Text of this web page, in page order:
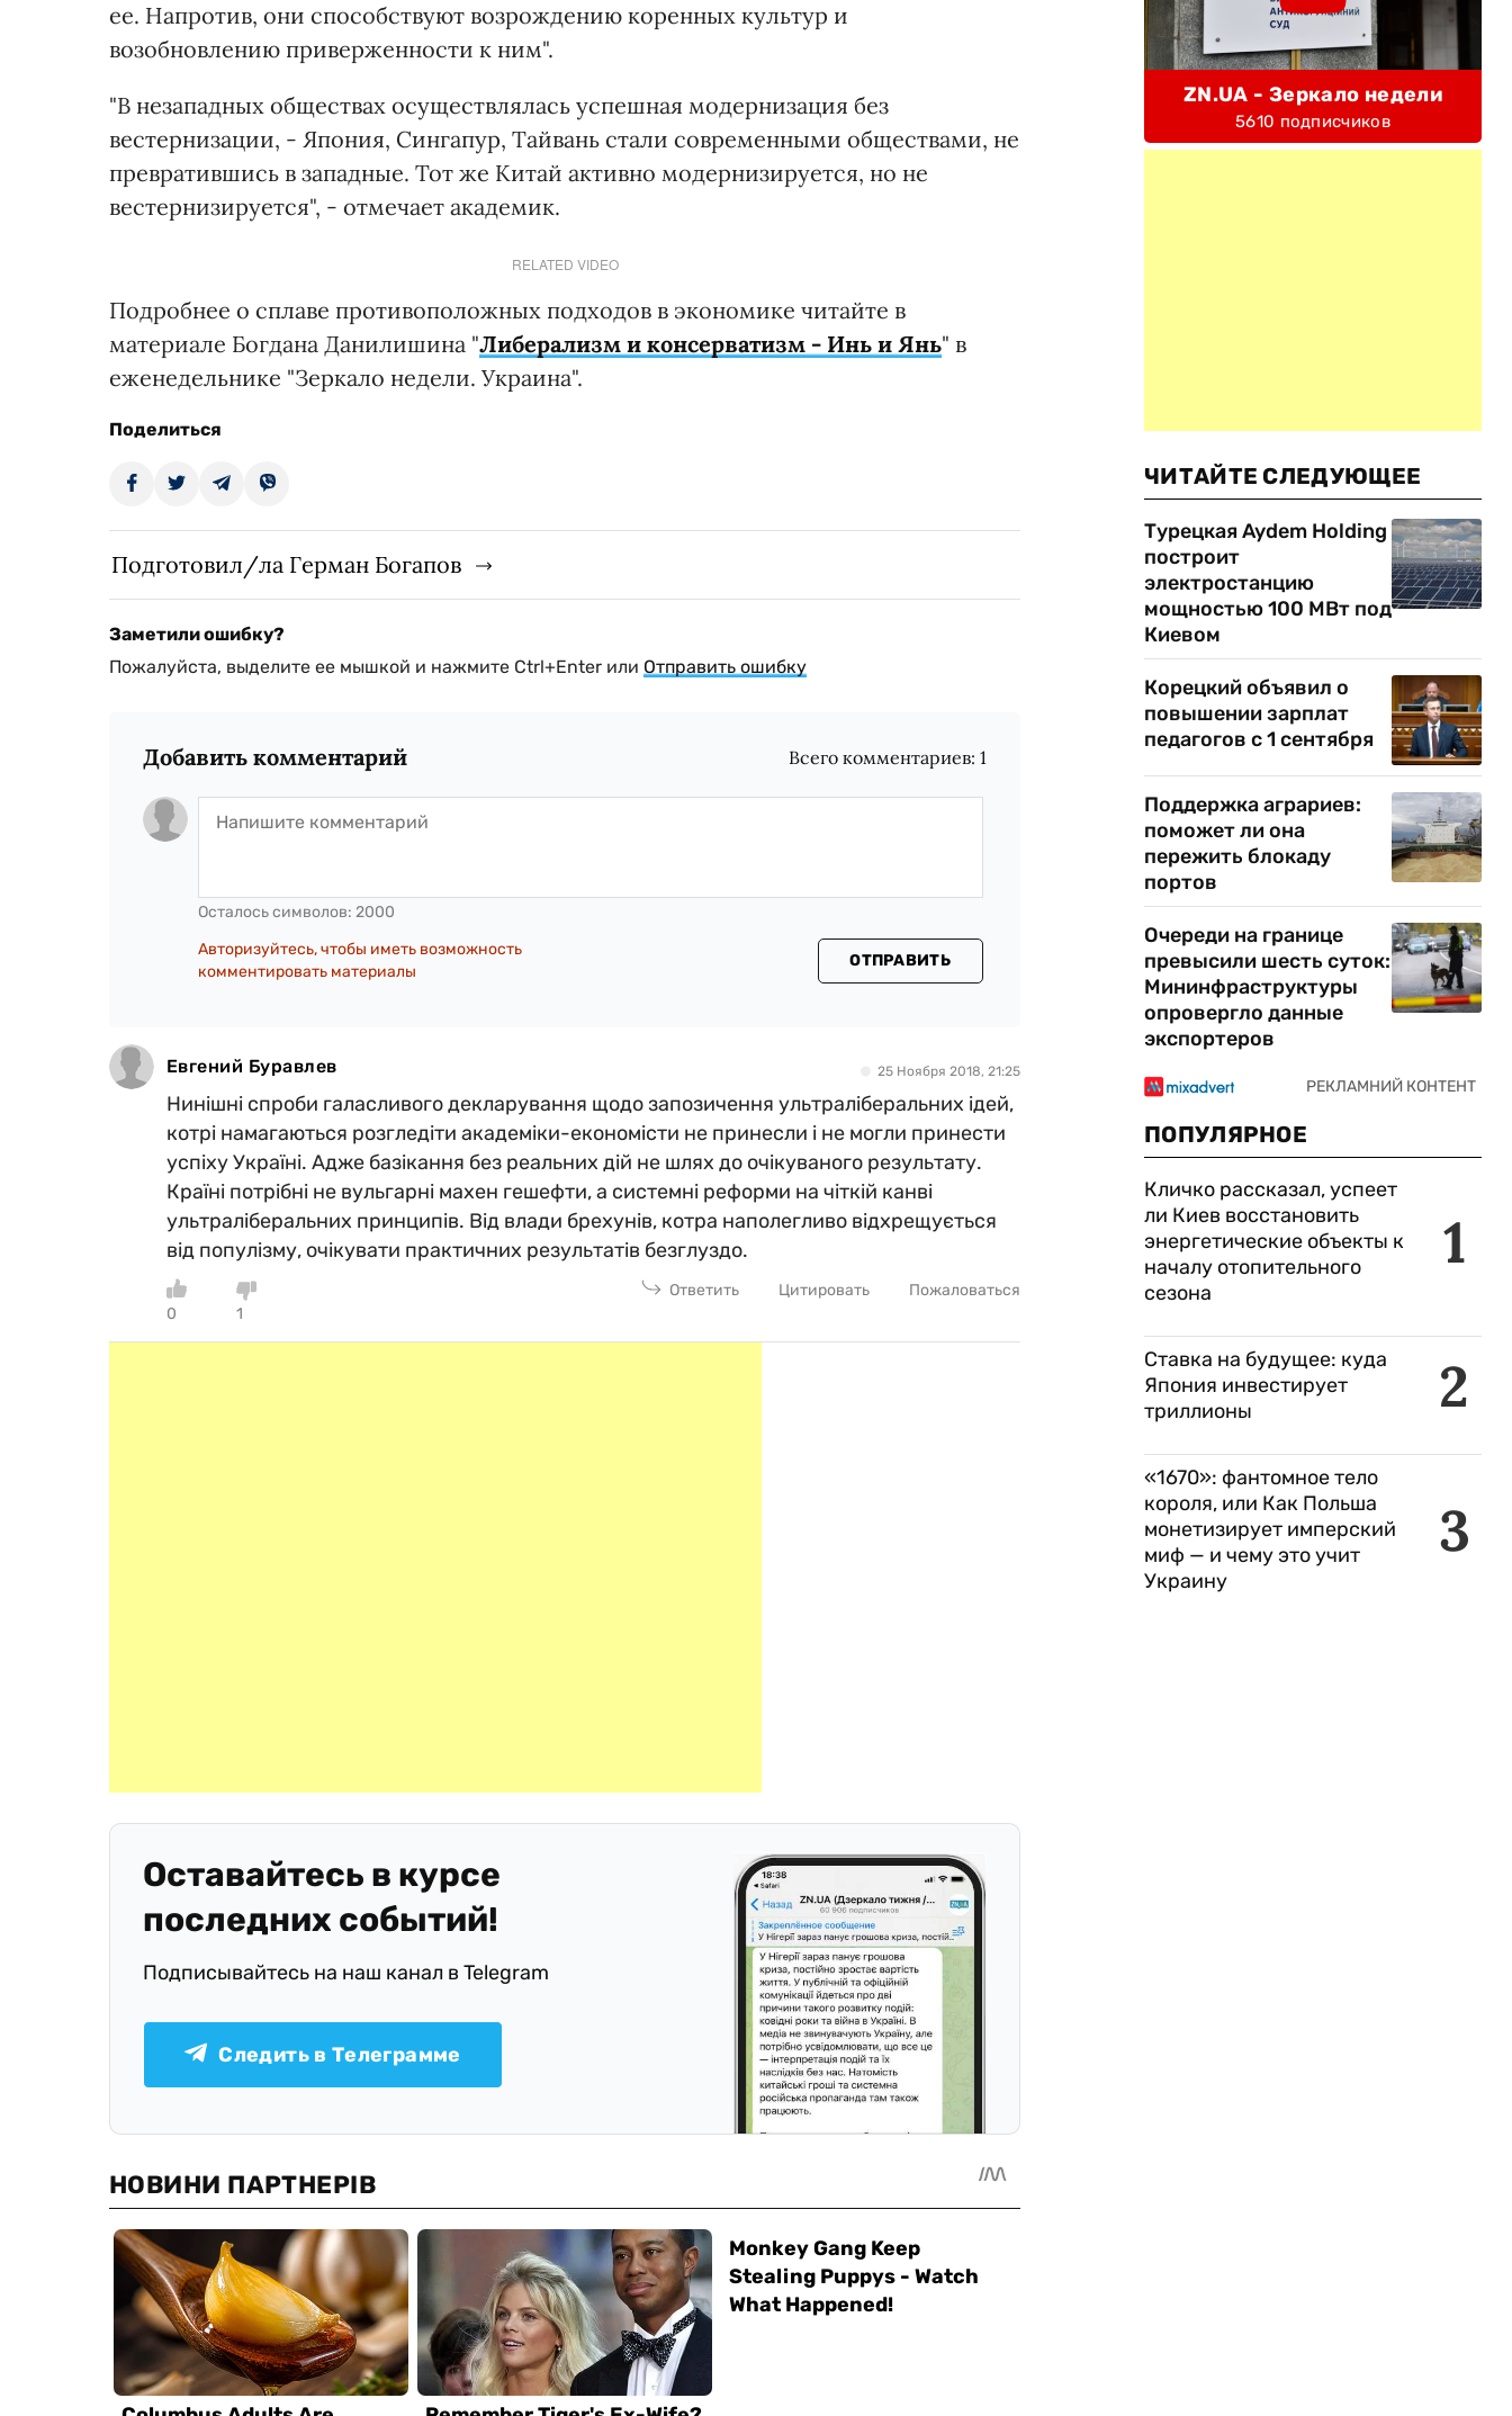
ее. Напротив, они способствуют возрождению коренных культур и
возобновлению приверженности к ним".
"В незападных обществах осуществлялась успешная модернизация без
вестернизации, - Япония, Сингапур, Тайвань стали современными обществами, не
превратившись в западные. Тот же Китай активно модернизируется, но не
вестернизируется", - отмечает академик.
RELATED VIDEO
Подробнее о сплаве противоположных подходов в экономике читайте в
материале Богдана Данилишина "Либерализм и консерватизм - Инь и Янь" в
еженедельнике "Зеркало недели. Украина".
Поделиться
Подготовил/ла Герман Богапов
Заметили ошибку?
Пожалуйста, выделите ее мышкой и нажмите Ctrl+Enter или Отправить ошибку
Добавить комментарий Всего комментариев:1
Осталось символов: 2000
Авторизуйтесь, чтобы иметь возможность
комментировать материалы
ОТПРАВИТЬ
Евгений Буравлев 25 Ноября 2018, 21:25
Нинішні спроби галасливого декларування щодо запозичення ультраліберальних ідей,
котрі намагаються розгледіти академіки-економісти не принесли і не могли принести
успіху Україні. Адже базікання без реальних дій не шлях до очікуваного результату.
Країні потрібні не вульгарні махен гешефти, а системні реформи на чіткій канві
ультраліберальних принципів. Від влади брехунів, котра наполегливо відхрещується
від популізму, очікувати практичних результатів безглуздо.
0 1
Ответить Цитировать Пожаловаться
Оставайтесь в курсе
последних событий!
Подписывайтесь на наш канал в Telegram
Следить в Телеграмме
ZN.UA - Зеркало недели
5610 подписчиков
ЧИТАЙТЕ СЛЕДУЮЩЕЕ
Турецкая Aydem Holding
построит
электростанцию
мощностью 100 МВт под
Киевом
Корецкий объявил о
повышении зарплат
педагогов с 1 сентября
Поддержка аграриев:
поможет ли она
пережить блокаду
портов
Очереди на границе
превысили шесть суток:
Мининфраструктуры
опровергло данные
экспортеров
ПОПУЛЯРНОЕ
1
Кличко рассказал, успеет
ли Киев восстановить
энергетические объекты к
началу отопительного
сезона
2
Ставка на будущее: куда
Япония инвестирует
триллионы
3
«1670»: фантомное тело
короля, или Как Польша
монетизирует имперский
миф — и чему это учит
Украину